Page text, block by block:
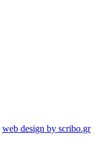
web design by scribo.gr